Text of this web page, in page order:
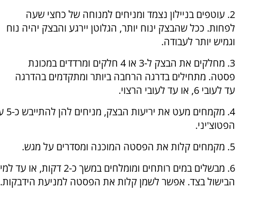
2. עוטפים בניילון נצמד ומניחים למנוחה של כחצי שעה
לפחות. ככל שהבצק ינוח יותר, הגלוטן יירגע והבצק יהיה נוח
וגמיש יותר לעבודה.
3. מחלקים את הבצק ל-3 או 4 חלקים ומרדדים במכונת
פסטה. מתחילים בדרגה הרחבה ביותר ומתקדמים בהדרגה
עד לעובי 6, או עד לעובי הרצוי.
הפטוצ'יני.
5. מקמחים קלות את הפסטה המוכנה ומסדרים על מגש.
6. מבשלים במים רותחים
הבישול בצד. אפשר לשמן קלות את הפסטה למניעת הידבקות.